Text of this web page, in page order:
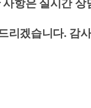
사항은 실시간 상
리겠습니다. 감